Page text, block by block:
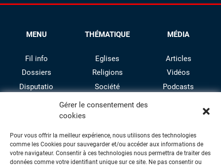
Gérer le consentement des
cookies
Pour vous offrir la meilleur expérience, nous utilisons des technologies
comme les Cookies pour sauvegarder et/ou accéder aux informations de
votre navigateur. Consentir à ces technologies nous permettra de traiter des
données comme votre identifiant unique sur ce site. Ne pas consentir ou
MENU
Fil info
Dossiers
Disputatio
THÉMATIQUE
Eglises
Religions
Société
Culture
MÉDIA
Articles
Vidéos
Podcasts